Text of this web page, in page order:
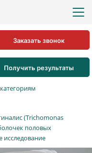
Получить результаты
Заказать звонок
(Trichomonas
половых
исследование